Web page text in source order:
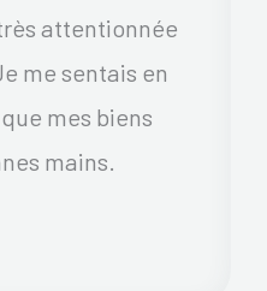
attentionnée
me sentais en
mes biens
mains.